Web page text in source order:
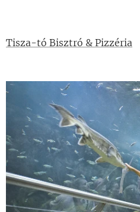
Tisza-tó Bisztró & Pizzéria